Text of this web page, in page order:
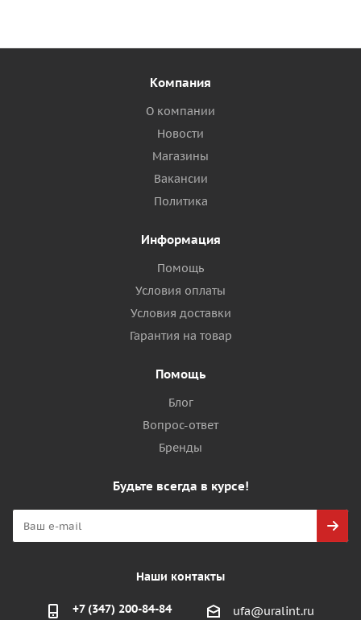
Компания
О компании
Новости
Магазины
Вакансии
Политика
Информация
Помощь
Условия оплаты
Условия доставки
Гарантия на товар
Помощь
Блог
Вопрос-ответ
Бренды
Будьте всегда в курсе!
Наши контакты
+7 (347) 200-84-84 ufa@uralint.ru